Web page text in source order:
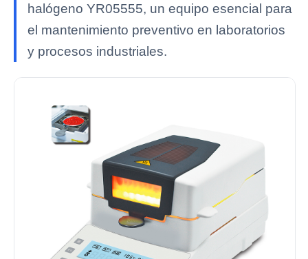
halógeno YR05555, un equipo esencial para
el mantenimiento preventivo en laboratorios
y procesos industriales.